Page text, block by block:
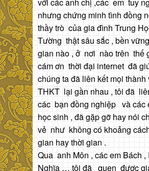
nhưng chứng minh tình đồng
thầy trò của gia đình Trung
Tường thật sâu sắc , bền
gian nào , ở nơi nào trên thế
cám ơn thời đại internet đã
chúng ta đã liên kết mọi thành
THKT lại gần nhau , tôi đã
các bạn đồng nghiệp và các
học sinh , đã gặp gỡ hay nói
vẻ như không có khoảng
gian hay thời gian .
Qua anh Môn , các em Bách ,
Nghĩa … tôi đã quen được